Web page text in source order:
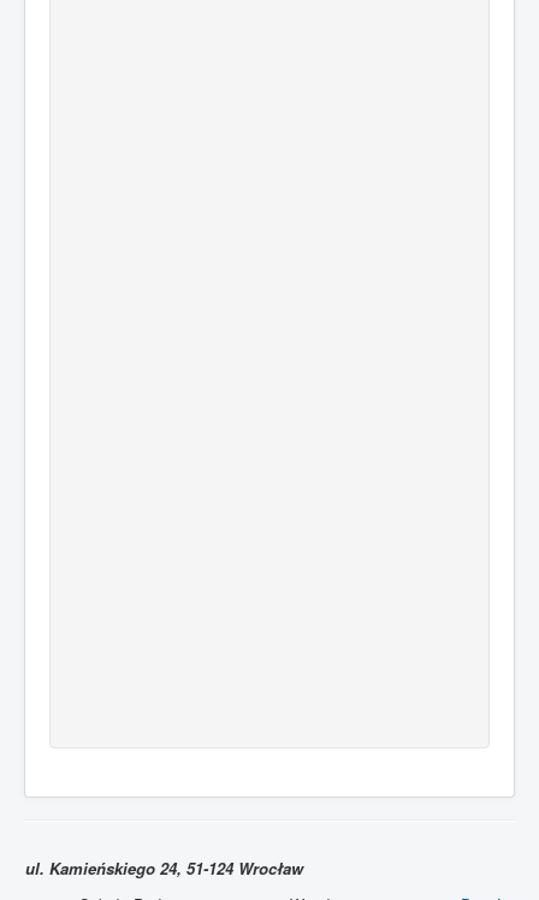
ul. Kamieńskiego 24, 51-124 Wrocław